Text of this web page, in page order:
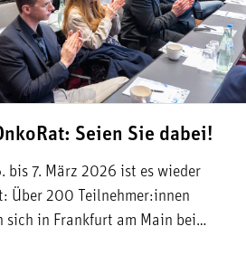
Seien Sie dabei!
bis 7. März 2026 ist es wieder
Über 200 Teilnehmer:innen
sich in Frankfurt am Main bei…